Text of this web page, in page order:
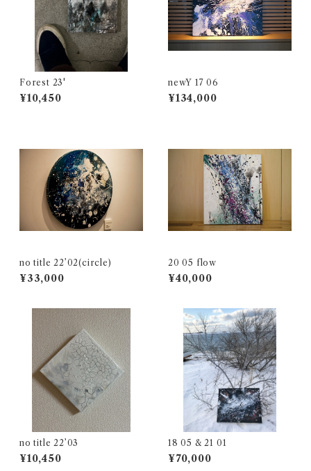
Forest 23'
¥10,450
newY 17 06
¥134,000
no title 22’02(circle)
¥33,000
20 05 flow
¥40,000
no title 22’03
¥10,450
18 05 & 21 01
¥70,000